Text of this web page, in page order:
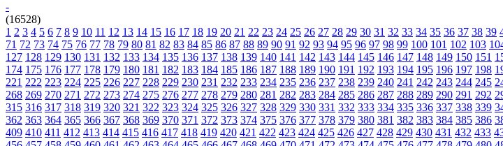
-
(16528)
1 2 3 4 5 6 7 8 9 10 11 12 13 14 15 16 17 18 19 20 21 22 23 24 25 26 27 28 29 30 31 32 33 34 35 36 37 38 39
71 72 73 74 75 76 77 78 79 80 81 82 83 84 85 86 87 88 89 90 91 92 93 94 95 96 97 98 99 100 101 102 103
127 128 129 130 131 132 133 134 135 136 137 138 139 140 141 142 143 144 145 146 147 148 149 150 151
174 175 176 177 178 179 180 181 182 183 184 185 186 187 188 189 190 191 192 193 194 195 196 197 198
221 222 223 224 225 226 227 228 229 230 231 232 233 234 235 236 237 238 239 240 241 242 243 244 245
268 269 270 271 272 273 274 275 276 277 278 279 280 281 282 283 284 285 286 287 288 289 290 291 292
315 316 317 318 319 320 321 322 323 324 325 326 327 328 329 330 331 332 333 334 335 336 337 338 339
362 363 364 365 366 367 368 369 370 371 372 373 374 375 376 377 378 379 380 381 382 383 384 385 386
409 410 411 412 413 414 415 416 417 418 419 420 421 422 423 424 425 426 427 428 429 430 431 432 433